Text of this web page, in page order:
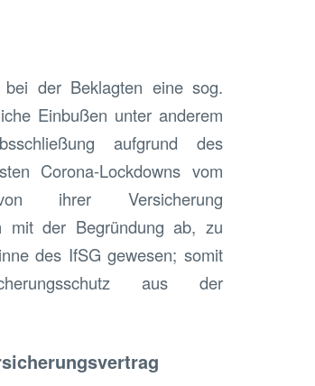
der Beklagten eine sog.
Einbußen unter anderem
aufgrund des
Corona-Lockdowns vom
ihrer Versicherung
mit der Begründung ab, zu
des IfSG gewesen; somit
aus der